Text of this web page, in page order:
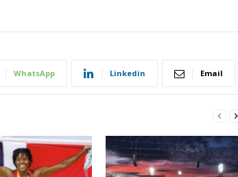
WhatsApp Linkedin Email